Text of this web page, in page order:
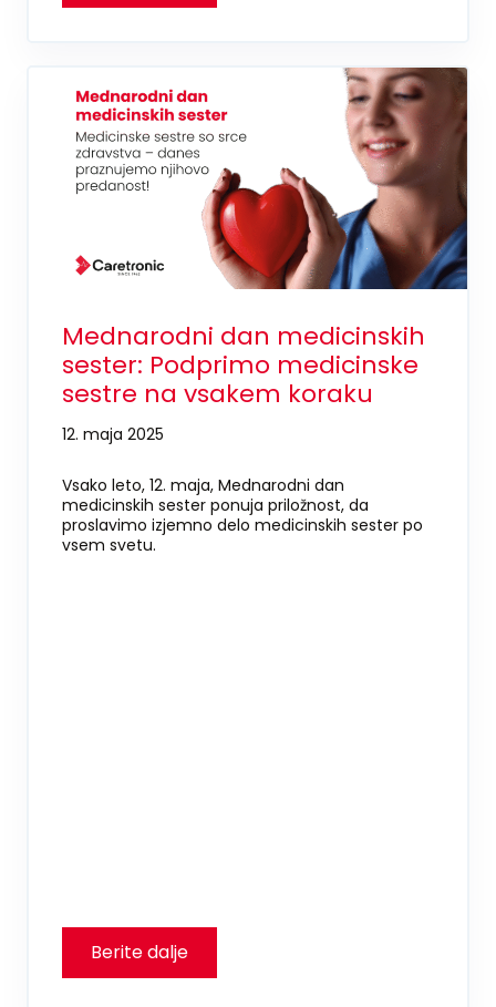
Mednarodni dan medicinskih
sester: Podprimo medicinske
sestre na vsakem koraku
12. maja 2025
Vsako leto, 12. maja, Mednarodni dan
medicinskih sester ponuja priložnost, da
proslavimo izjemno delo medicinskih sester po
vsem svetu.